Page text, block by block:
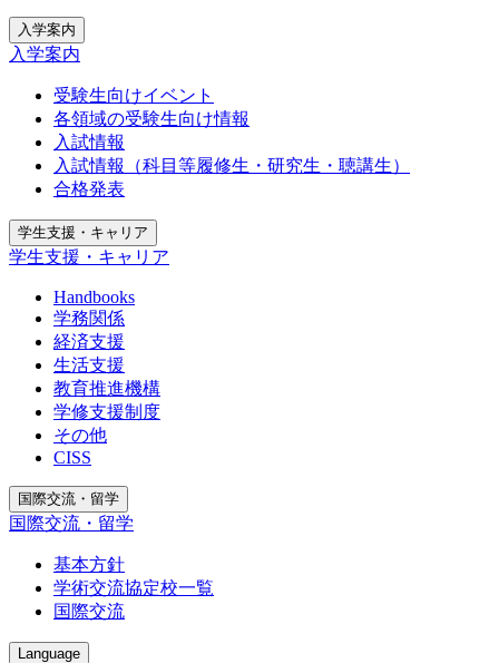
入学案内
入学案内
受験生向けイベント
各領域の受験生向け情報
入試情報
入試情報（科目等履修生・研究生・聴講生）
合格発表
学生支援・キャリア
学生支援・キャリア
Handbooks
学務関係
経済支援
生活支援
教育推進機構
学修支援制度
その他
CISS
国際交流・留学
国際交流・留学
基本方針
学術交流協定校一覧
国際交流
Language